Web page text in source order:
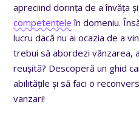
apreciind dorința de a învăța
competențele în domeniu.
lucru dacă nu ai ocazia de a
trebui să abordezi vânzarea,
reușită? Descoperă un ghid
abilitățile și să faci o
vanzari!